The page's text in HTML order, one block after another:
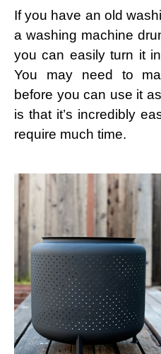
If you have an old
a washing machine
you can easily turn it
You may need to
before you can use it
is that it’s incredibly
require much time.